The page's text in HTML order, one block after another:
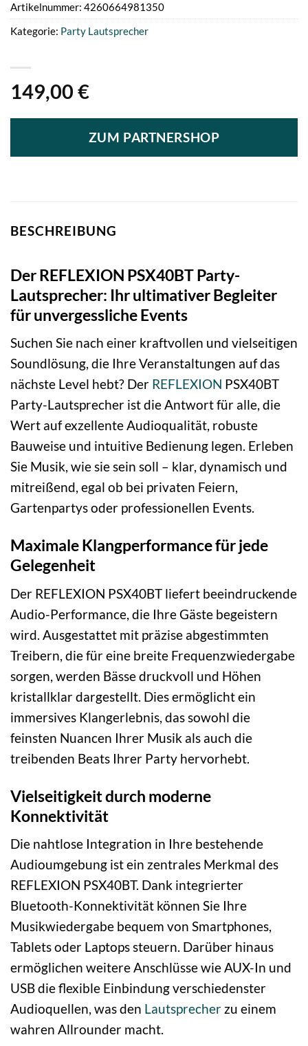
149,00 €
ZUM PARTNERSHOP
Artikelnummer: 4260664981350
Kategorie: Party Lautsprecher
BESCHREIBUNG
Der REFLEXION PSX40BT Party-
Lautsprecher: Ihr ultimativer Begleiter
für unvergessliche Events
Suchen Sie nach einer kraftvollen und vielseitigen
Soundlösung, die Ihre Veranstaltungen auf das
nächste Level hebt? Der REFLEXION PSX40BT
Party-Lautsprecher ist die Antwort für alle, die
Wert auf exzellente Audioqualität, robuste
Bauweise und intuitive Bedienung legen. Erleben
Sie Musik, wie sie sein soll – klar, dynamisch und
mitreißend, egal ob bei privaten Feiern,
Gartenpartys oder professionellen Events.
Maximale Klangperformance für jede
Gelegenheit
Der REFLEXION PSX40BT liefert beeindruckende
Audio-Performance, die Ihre Gäste begeistern
wird. Ausgestattet mit präzise abgestimmten
Treibern, die für eine breite Frequenzwiedergabe
sorgen, werden Bässe druckvoll und Höhen
kristallklar dargestellt. Dies ermöglicht ein
immersives Klangerlebnis, das sowohl die
feinsten Nuancen Ihrer Musik als auch die
treibenden Beats Ihrer Party hervorhebt.
Vielseitigkeit durch moderne
Konnektivität
Die nahtlose Integration in Ihre bestehende
Audioumgebung ist ein zentrales Merkmal des
REFLEXION PSX40BT. Dank integrierter
Bluetooth-Konnektivität können Sie Ihre
Musikwiedergabe bequem von Smartphones,
Tablets oder Laptops steuern. Darüber hinaus
ermöglichen weitere Anschlüsse wie AUX-In und
USB die flexible Einbindung verschiedenster
Audioquellen, was den Lautsprecher zu einem
wahren Allrounder macht.